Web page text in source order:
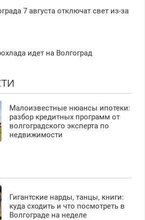
7 августа отключат свет из-за
идет на Волгоград
Малоизвестные нюансы ипотеки:
разбор кредитных программ от
волгоградского эксперта по
недвижимости
Гигантские нарды, танцы, книги:
куда сходить и что посмотреть в
Волгограде на неделе